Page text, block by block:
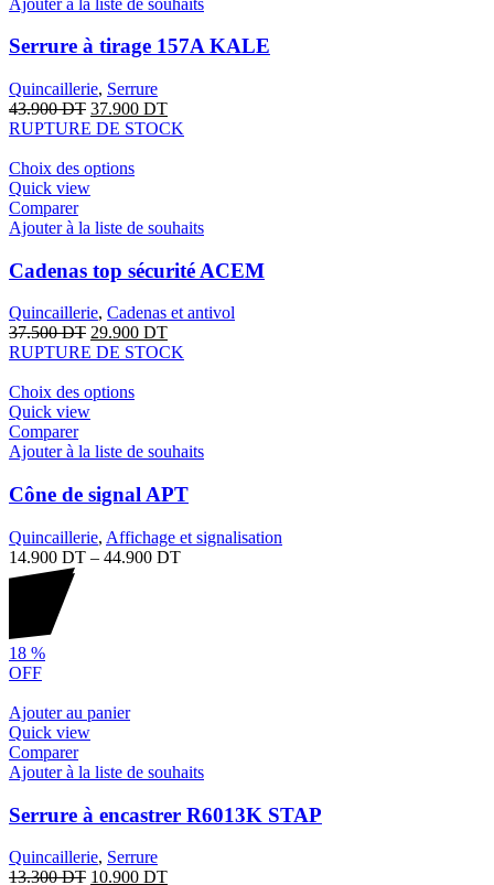
Serrure à tirage 157A KALE
Quincaillerie, Serrure
43.900DT 37.900 DT
RUPTURE DE STOCK
Choix des options
Quick view
Comparer
Ajouter à la liste de souhaits
Cadenas top sécurité ACEM
Quincaillerie, Cadenas et antivol
37.500DT 29.900 DT
RUPTURE DE STOCK
Choix des options
Quick view
Comparer
Ajouter à la liste de souhaits
Cône de signal APT
Quincaillerie, Affichage et signalisation
14.900 DT – 44.900 DT
18 %
OFF
Ajouter au panier
Quick view
Comparer
Ajouter à la liste de souhaits
Serrure à encastrer R6013K STAP
Quincaillerie, Serrure
13.300DT 10.900 DT